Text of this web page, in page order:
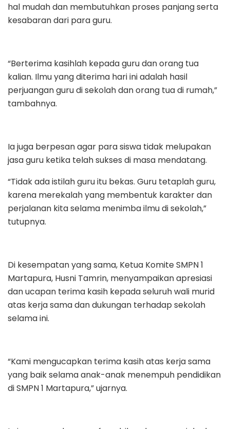
hal mudah dan membutuhkan proses panjang serta
kesabaran dari para guru.
“Berterima kasihlah kepada guru dan orang tua
kalian. Ilmu yang diterima hari ini adalah hasil
perjuangan guru di sekolah dan orang tua di rumah,”
tambahnya.
Ia juga berpesan agar para siswa tidak melupakan
jasa guru ketika telah sukses di masa mendatang.
“Tidak ada istilah guru itu bekas. Guru tetaplah guru,
karena merekalah yang membentuk karakter dan
perjalanan kita selama menimba ilmu di sekolah,”
tutupnya.
Di kesempatan yang sama, Ketua Komite SMPN 1
Martapura, Husni Tamrin, menyampaikan apresiasi
dan ucapan terima kasih kepada seluruh wali murid
atas kerja sama dan dukungan terhadap sekolah
selama ini.
“Kami mengucapkan terima kasih atas kerja sama
yang baik selama anak-anak menempuh pendidikan
di SMPN 1 Martapura,” ujarnya.